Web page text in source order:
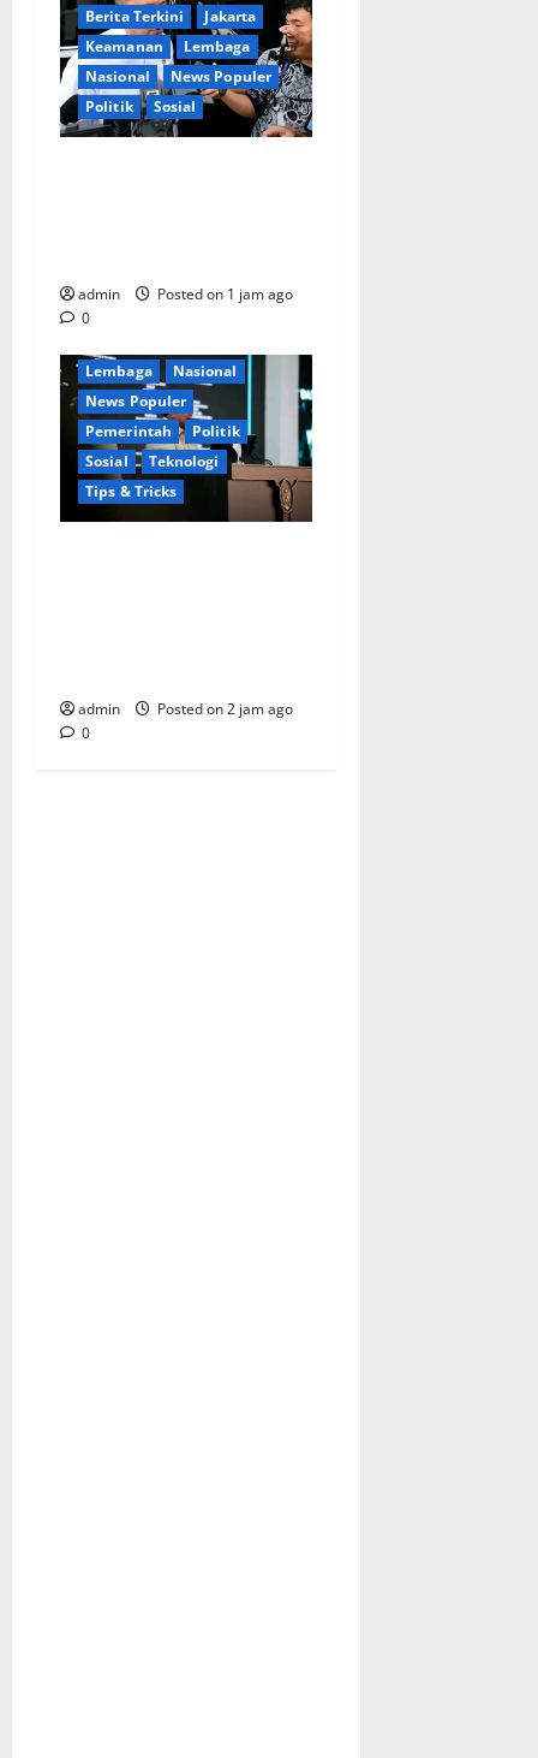
Berita Terkini
Jakarta
Keamanan
Lembaga
Nasional
News Populer
Politik
Sosial
admin
Posted on 1 jam ago
0Keamanan
Lembaga
Nasional
News Populer
Pemerintah
Politik
Sosial
Teknologi
Tips & Tricks
admin
Posted on 2 jam ago
0